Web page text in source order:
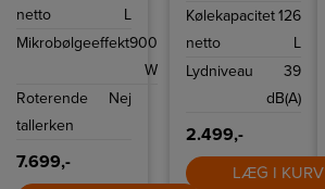
et perfekt
køkkenet. Du får
indbygget i et
kompakt og
stilfuldt produkt.
netto
L
Mikrobølgeeffekt900
W
Roterende
tallerken
Nej
7.699,-
Kølekapacitet
netto
126
L
Lydniveau
39
dB(A)
2.499,-
LÆG I KURV